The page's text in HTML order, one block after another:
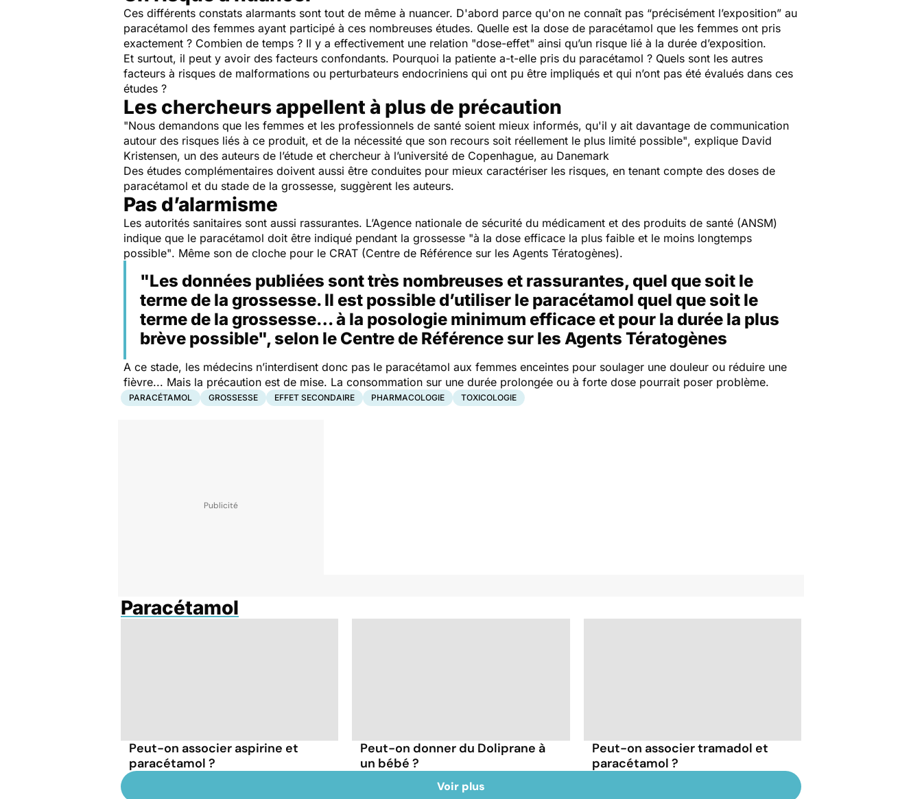
Ces différents constats alarmants sont tout de même à nuancer. D'abord parce qu'on ne connaît pas “précisément l’exposition” au
paracétamol des femmes ayant participé à ces nombreuses études. Quelle est la dose de paracétamol que les femmes ont pris
exactement ? Combien de temps ? Il y a effectivement une relation "dose-effet" ainsi qu’un risque lié à la durée d’exposition.
Et surtout, il peut y avoir des facteurs confondants. Pourquoi la patiente a-t-elle pris du paracétamol ? Quels sont les autres
facteurs à risques de malformations ou perturbateurs endocriniens qui ont pu être impliqués et qui n’ont pas été évalués dans ces
études ?
Les chercheurs appellent à plus de précaution
"Nous demandons que les femmes et les professionnels de santé soient mieux informés, qu'il y ait davantage de communication
autour des risques liés à ce produit, et de la nécessité que son recours soit réellement le plus limité possible", explique David
Kristensen, un des auteurs de l’étude et chercheur à l’université de Copenhague, au Danemark
Des études complémentaires doivent aussi être conduites pour mieux caractériser les risques, en tenant compte des doses de
paracétamol et du stade de la grossesse, suggèrent les auteurs.
Pas d’alarmisme
Les autorités sanitaires sont aussi rassurantes. L’Agence nationale de sécurité du médicament et des produits de santé (ANSM)
indique que le paracétamol doit être indiqué pendant la grossesse "à la dose efficace la plus faible et le moins longtemps
possible". Même son de cloche pour le CRAT (Centre de Référence sur les Agents Tératogènes).
"Les données publiées sont très nombreuses et rassurantes, quel que soit le
terme de la grossesse. Il est possible d’utiliser le paracétamol quel que soit le
terme de la grossesse… à la posologie minimum efficace et pour la durée la plus
brève possible", selon le Centre de Référence sur les Agents Tératogènes
A ce stade, les médecins n’interdisent donc pas le paracétamol aux femmes enceintes pour soulager une douleur ou réduire une
fièvre... Mais la précaution est de mise. La consommation sur une durée prolongée ou à forte dose pourrait poser problème.
PARACÉTAMOL GROSSESSE EFFET SECONDAIRE PHARMACOLOGIE TOXICOLOGIE
Paracétamol
Peut-on associer aspirine et
paracétamol ?
Peut-on donner du Doliprane à
un bébé ?
Peut-on associer tramadol et
paracétamol ?
Voir plus